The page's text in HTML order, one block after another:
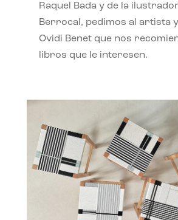
Raquel Bada y de la
Berrocal, pedimos al artista
Ovidi Benet que nos
libros que le interesen.